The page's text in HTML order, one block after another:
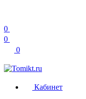
0
0
0
Кабинет